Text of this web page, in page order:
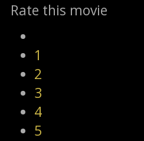
Rate this movie
1
2
3
4
5